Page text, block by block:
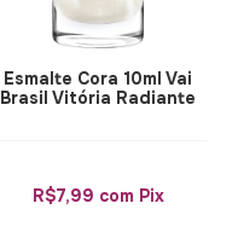
Esmalte Cora 10ml Vai
Brasil Vitória Radiante
R$7,99 com Pix